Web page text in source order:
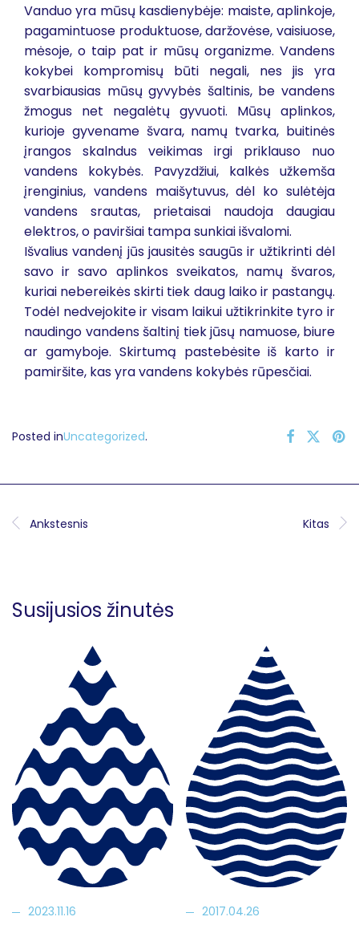
Vanduo yra mūsų kasdienybėje: maiste, aplinkoje,
pagamintuose produktuose, daržovėse, vaisiuose,
mėsoje, o taip pat ir mūsų organizme. Vandens
kokybei kompromisų būti negali, nes jis yra
svarbiausias mūsų gyvybės šaltinis, be vandens
žmogus net negalėtų gyvuoti. Mūsų aplinkos,
kurioje gyvename švara, namų tvarka, buitinės
įrangos skalndus veikimas irgi priklauso nuo
vandens kokybės. Pavyzdžiui, kalkės užkemša
įrenginius, vandens maišytuvus, dėl ko sulėtėja
vandens srautas, prietaisai naudoja daugiau
elektros, o paviršiai tampa sunkiai išvalomi.
Išvalius vandenį jūs jausitės saugūs ir užtikrinti dėl
savo ir savo aplinkos sveikatos, namų švaros,
kuriai nebereikės skirti tiek daug laiko ir pastangų.
Todėl nedvejokite ir visam laikui užtikrinkite tyro ir
naudingo vandens šaltinį tiek jūsų namuose, biure
ar gamyboje. Skirtumą pastebėsite iš karto ir
pamiršite, kas yra vandens kokybės rūpesčiai.
Posted inUncategorized.
Ankstesnis Kitas
Susijusios žinutės
2023.11.16 2017.04.26